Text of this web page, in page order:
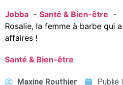
Jobba
Santé & Bien-être
Rosalie, la femme à barbe qui
affaires !
Santé & Bien-être
Maxine Routhier Publié